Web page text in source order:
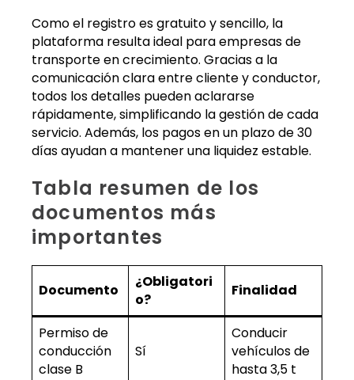
Como el registro es gratuito y sencillo, la
plataforma resulta ideal para empresas de
transporte en crecimiento. Gracias a la
comunicación clara entre cliente y conductor,
todos los detalles pueden aclararse
rápidamente, simplificando la gestión de cada
servicio. Además, los pagos en un plazo de 30
días ayudan a mantener una liquidez estable.
Tabla resumen de los
documentos más
importantes
Documento
¿Obligatori
o?
Finalidad
Permiso de
conducción
clase B
Sí
Conducir
vehículos de
hasta 3,5 t